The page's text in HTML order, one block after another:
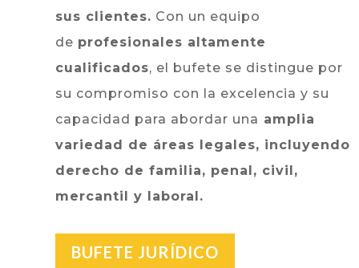
sus clientes. Con un equipo
de profesionales altamente
cualificados, el bufete se distingue por
su compromiso con la excelencia y su
capacidad para abordar una amplia
variedad de áreas legales, incluyendo
derecho de familia, penal, civil,
mercantil y laboral.
BUFETE JURÍDICO